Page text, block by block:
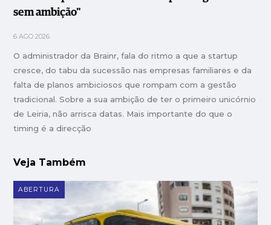
sem ambição"
6 AGO 2026
O administrador da Brainr, fala do ritmo a que a startup
cresce, do tabu da sucessão nas empresas familiares e da
falta de planos ambiciosos que rompam com a gestão
tradicional. Sobre a sua ambição de ter o primeiro unicórnio
de Leiria, não arrisca datas. Mais importante do que o
timing é a direcção
Veja Também
ABERTURA